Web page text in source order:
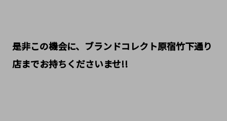
是非この機会に、ブランドコレクト原宿竹下通り
店までお持ちくださいませ!!